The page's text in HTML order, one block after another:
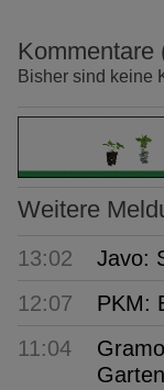
Kommentare
Bisher sind keine
Weitere
13:02
Javo:
12:07
PKM:
11:04